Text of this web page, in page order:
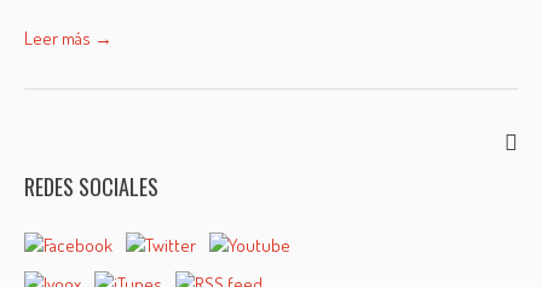
Leer más →
REDES SOCIALES